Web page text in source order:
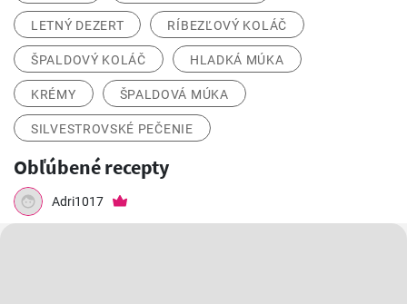
LETNÝ DEZERT RÍBEZĽOVÝ KOLÁČ
ŠPALDOVÝ KOLÁČ HLADKÁ MÚKA
KRÉMY ŠPALDOVÁ MÚKA
SILVESTROVSKÉ PEČENIE
Obľúbené recepty
Adri1017